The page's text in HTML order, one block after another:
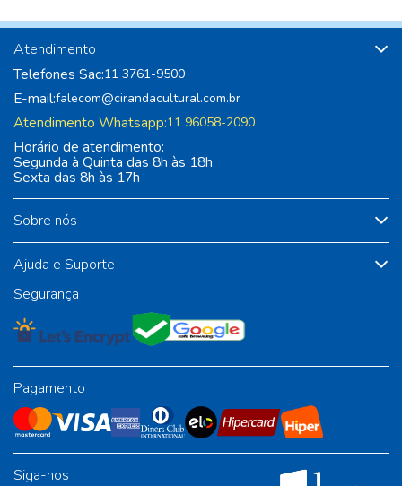
Sobre nós
Ajuda e Suporte
Atendimento
Telefones Sac:11 3761-9500
E-mail:falecom@cirandacultural.com.br
Atendimento Whatsapp:11 96058-2090
Horário de atendimento:
Segunda à Quinta das 8h às 18h
Sexta das 8h às 17h
Segurança
Pagamento
Siga-nos